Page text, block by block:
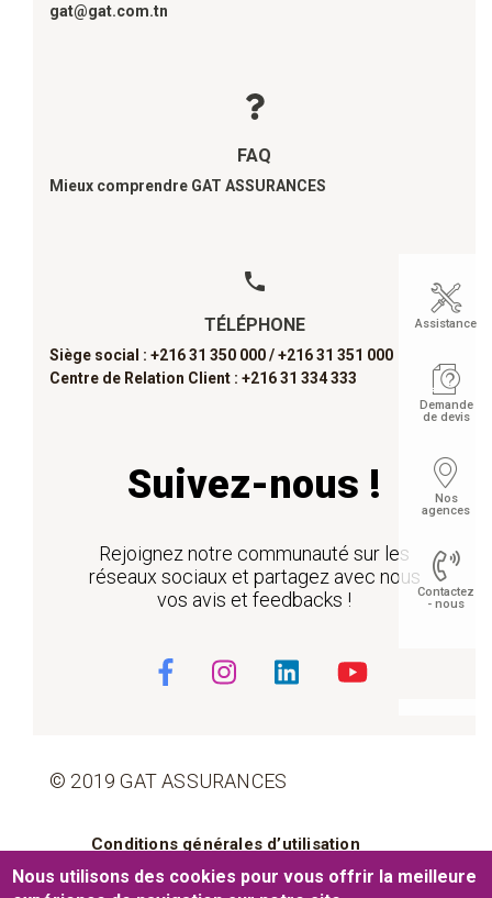
gat@gat.com.tn
FAQ
Mieux comprendre GAT ASSURANCES
TÉLÉPHONE
Siège social : +216 31 350 000 /+216 31 351 000
Centre de Relation Client : +216 31 334 333
Suivez-nous !
Rejoignez notre communauté sur les
réseaux sociaux et partagez avec nous
vos avis et feedbacks !
© 2019 GAT ASSURANCES
Pied de page
Conditions générales d’utilisation
Cookies Mentions légales
Assistance
Demande
de devis
Nos
agences
Contactez
- nous
Nous utilisons des cookies pour vous offrir la meilleure